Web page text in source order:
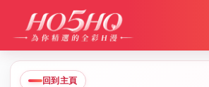
回到主頁